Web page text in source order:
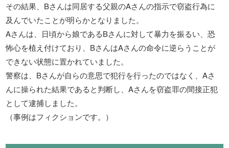
その結果、Bさんは同居する父親のAさんの指示で窃盗行為に
及んでいたことが明らかとなりました。
Aさんは、日頃から娘であるBさんに対して暴力を振るい、恐
怖心を植え付けており、BさんはAさんの命令に逆らうことが
できない状態に置かれていました。
警察は、Bさんが自らの意思で犯行を行ったのではなく、Aさ
んに操られた結果であると判断し、Aさんを窃盗罪の間接正犯
として逮捕しました。
（事例はフィクションです。）